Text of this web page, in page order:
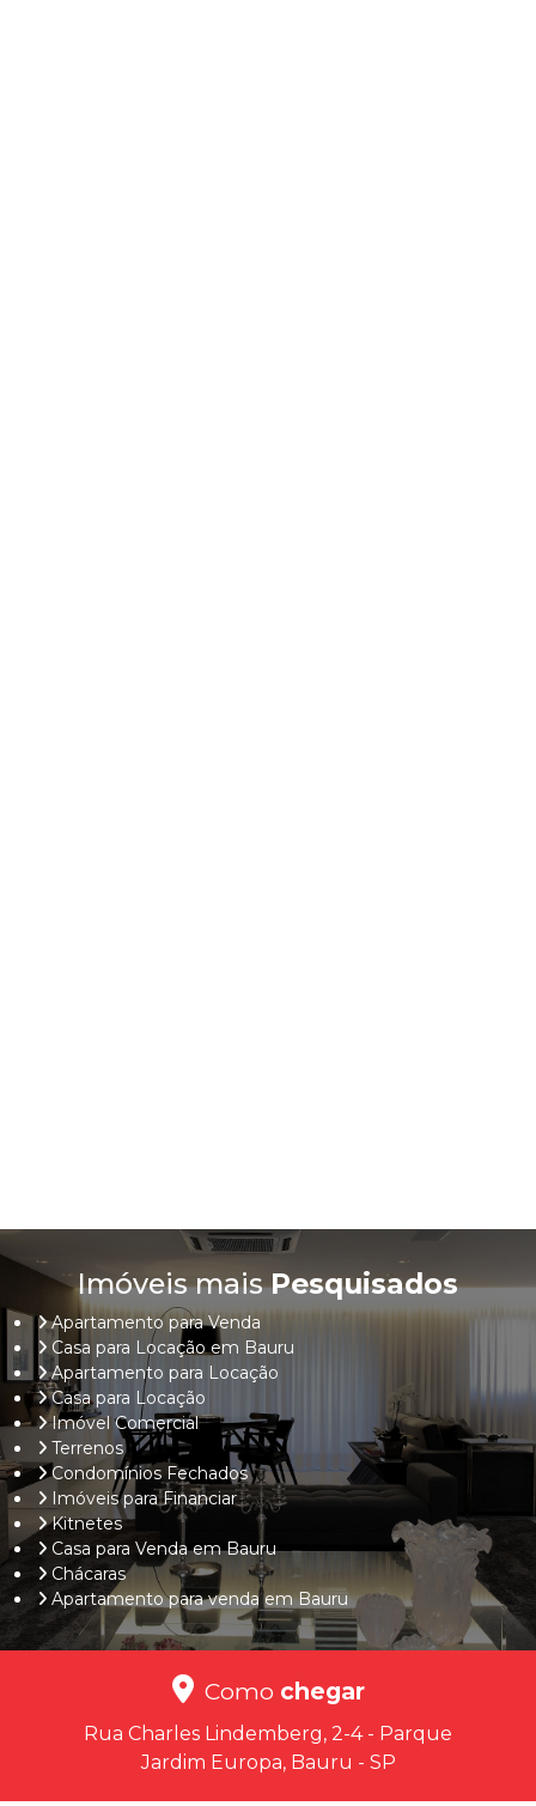
Imóveis maisPesquisados
Apartamento para Venda
Casa para Locação em Bauru
Apartamento para Locação
Casa para Locação
Imóvel Comercial
Terrenos
Condomínios Fechados
Imóveis para Financiar
Kitnetes
Casa para Venda em Bauru
Chácaras
Apartamento para venda em Bauru
Como chegar
Rua Charles Lindemberg, 2-4 - Parque
Jardim Europa, Bauru - SP